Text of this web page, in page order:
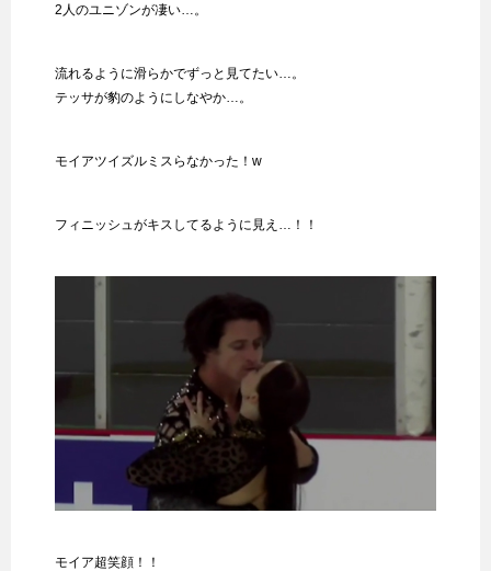
2人のユニゾンが凄い…。
流れるように滑らかでずっと見てたい…。
テッサが豹のようにしなやか…。
モイアツイズルミスらなかった！w
フィニッシュがキスしてるように見え…！！
モイア超笑顔！！